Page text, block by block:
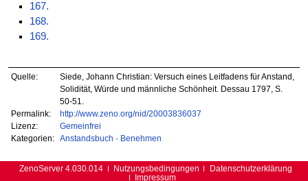
167.
168.
169.
Quelle:
Siede, Johann Christian: Versuch eines Leitfadens für Anstand,
Solidität, Würde und männliche Schönheit. Dessau 1797, S.
50-51.
Permalink:
http://www.zeno.org/nid/20003836037
Lizenz:
Gemeinfrei
Kategorien:
Anstandsbuch · Benehmen
ZenoServer 4.030.014 Nutzungsbedingungen
Datenschutzerklärung
Impressum